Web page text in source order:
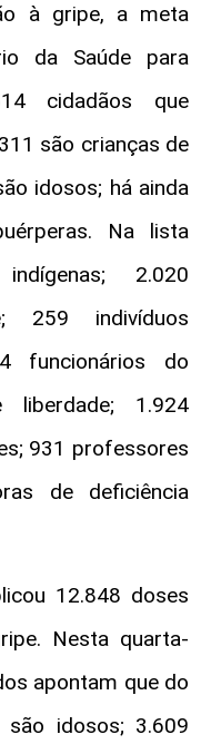
à gripe, a meta
da Saúde para
cidadãos que
são crianças de
idosos; há ainda
Na lista
2.020
259 indivíduos
funcionários do
1.924
931 professores
de deficiência
12.848 doses
Nesta quarta-
apontam que do
idosos; 3.609